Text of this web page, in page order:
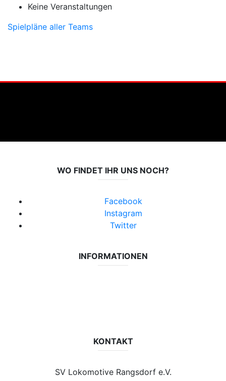
Keine Veranstaltungen
Spielpläne aller Teams
WO FINDET IHR UNS NOCH?
Facebook
Instagram
Twitter
INFORMATIONEN
KONTAKT
SV Lokomotive Rangsdorf e.V.